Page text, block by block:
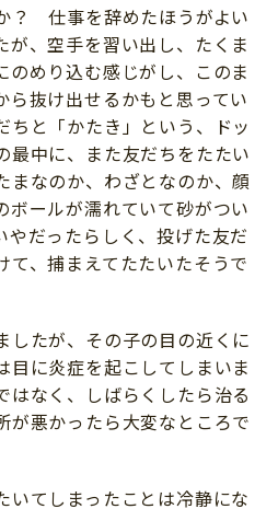
？ 仕事を辞めたほうがよい
が、空手を習い出し、たくま
のめり込む感じがし、このま
ら抜け出せるかもと思ってい
ちと「かたき」という、ドッ
最中に、また友だちをたたい
まなのか、わざとなのか、顔
ボールが濡れていて砂がつい
やだったらしく、投げた友だ
て、捕まえてたたいたそうで
したが、その子の目の近くに
目に炎症を起こしてしまいま
はなく、しばらくしたら治る
が悪かったら大変なところで
いてしまったことは冷静にな